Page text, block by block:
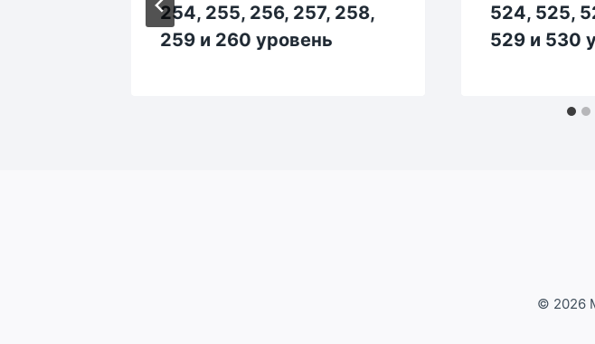
254, 255, 256, 257, 258,
259 и 260 уровень
524, 525,
529 и 530
© 2026